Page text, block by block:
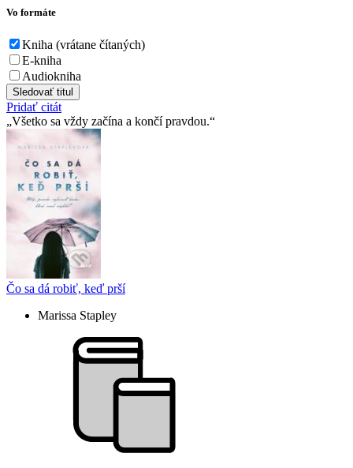
Vo formáte
Kniha (vrátane čítaných)
E-kniha
Audiokniha
Sledovať titul
Pridať citát
Všetko sa vždy začína a končí pravdou.
Čo sa dá robiť, keď prší
Marissa Stapley